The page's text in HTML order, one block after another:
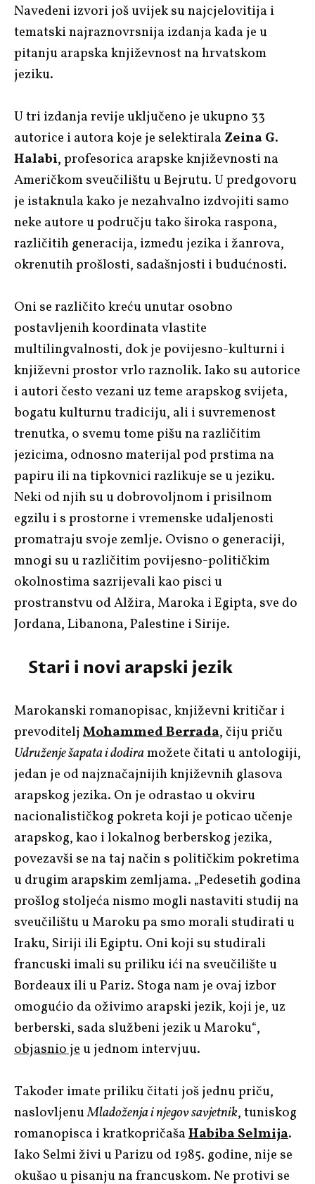
Navedeni izvori još uvijek su najcjelovitija i
tematski najraznovrsnija izdanja kada je u
pitanju arapska književnost na hrvatskom
jeziku.
U tri izdanja revije uključeno je ukupno 33
autorice i autora koje je selektirala Zeina G.
Halabi, profesorica arapske književnosti na
Američkom sveučilištu u Bejrutu. U predgovoru
je istaknula kako je nezahvalno izdvojiti samo
neke autore u području tako široka raspona,
različitih generacija, između jezika i žanrova,
okrenutih prošlosti, sadašnjosti i budućnosti.
Oni se različito kreću unutar osobno
postavljenih koordinata vlastite
multilingvalnosti, dok je povijesno-kulturni i
književni prostor vrlo raznolik. Iako su autorice
i autori često vezani uz teme arapskog svijeta,
bogatu kulturnu tradiciju, ali i suvremenost
trenutka, o svemu tome pišu na različitim
jezicima, odnosno materijal pod prstima na
papiru ili na tipkovnici razlikuje se u jeziku.
Neki od njih su u dobrovoljnom i prisilnom
egzilu i s prostorne i vremenske udaljenosti
promatraju svoje zemlje. Ovisno o generaciji,
mnogi su u različitim povijesno-političkim
okolnostima sazrijevali kao pisci u
prostranstvu od Alžira, Maroka i Egipta, sve do
Jordana, Libanona, Palestine i Sirije.
Stari i novi arapski jezik
Marokanski romanopisac, književni kritičar i
prevoditelj Mohammed Berrada, čiju priču
Udruženje šapata i dodiramožete čitati u antologiji,
jedan je od najznačajnijih književnih glasova
arapskog jezika. On je odrastao u okviru
nacionalističkog pokreta koji je poticao učenje
arapskog, kao i lokalnog berberskog jezika,
povezavši se na taj način s političkim pokretima
u drugim arapskim zemljama. „Pedesetih godina
prošlog stoljeća nismo mogli nastaviti studij na
sveučilištu u Maroku pa smo morali studirati u
Iraku, Siriji ili Egiptu. Oni koji su studirali
francuski imali su priliku ići na sveučilište u
Bordeaux ili u Pariz. Stoga nam je ovaj izbor
omogućio da oživimo arapski jezik, koji je, uz
berberski, sada službeni jezik u Maroku“,
objasnio jeu jednom intervjuu.
Također imate priliku čitati još jednu priču,
naslovljenuMladoženja i njegov savjetnik, tuniskog
romanopisca i kratkopričašaHabiba Selmija.
Iako Selmi živi u Parizu od 1985. godine, nije se
okušao u pisanju na francuskom. Ne protivi se